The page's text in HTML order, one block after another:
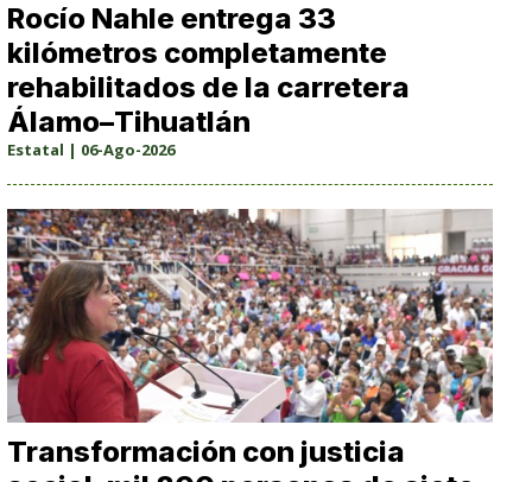
Rocío Nahle entrega 33
kilómetros completamente
rehabilitados de la carretera
Álamo–Tihuatlán
Estatal | 06-Ago-2026
Transformación con justicia